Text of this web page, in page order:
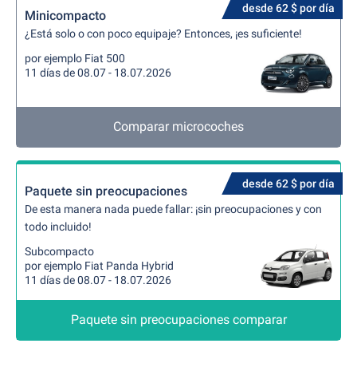
desde 62 $ por día
Minicompacto
¿Está solo o con poco equipaje? Entonces, ¡es suficiente!
por ejemplo Fiat 500
11 días de 08.07 - 18.07.2026
Comparar microcoches
desde 62 $ por día
Paquete sin preocupaciones
De esta manera nada puede fallar: ¡sin preocupaciones y con
todo incluido!
Subcompacto
por ejemplo Fiat Panda Hybrid
11 días de 08.07 - 18.07.2026
Paquete sin preocupaciones comparar